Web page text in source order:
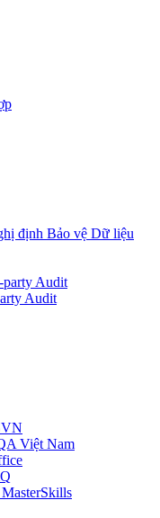
định Bảo vệ Dữ liệu
party Audit
Audit
Việt Nam